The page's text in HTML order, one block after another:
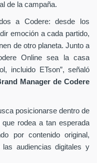
de la campaña.
a Codere: desde los
emoción a cada partido,
de otro planeta. Junto a
Online sea la casa
incluido ETson”, señaló
Manager de Codere
posicionarse dentro de
rodea a tan esperada
por contenido original,
audiencias digitales y